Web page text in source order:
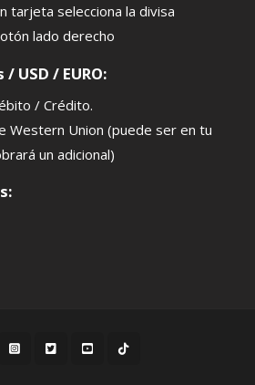
tarjeta selecciona la divisa
lado derecho
USD / EURO:
/ Crédito.
Western Union (puede ser en tu
un adicional)